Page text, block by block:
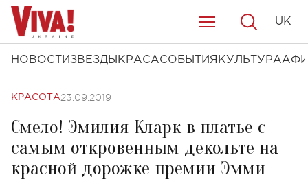
НОВОСТИ ЗВЕЗДЫ КРАСАСОБЫТИЯ КУЛЬТУРА
UK
КРАСОТА23.09.2019
Смело! Эмилия Кларк в платье с
самым откровенным декольте на
красной дорожке премии Эмми